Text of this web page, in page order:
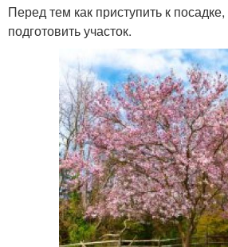
Перед тем как приступить к
подготовить участок.